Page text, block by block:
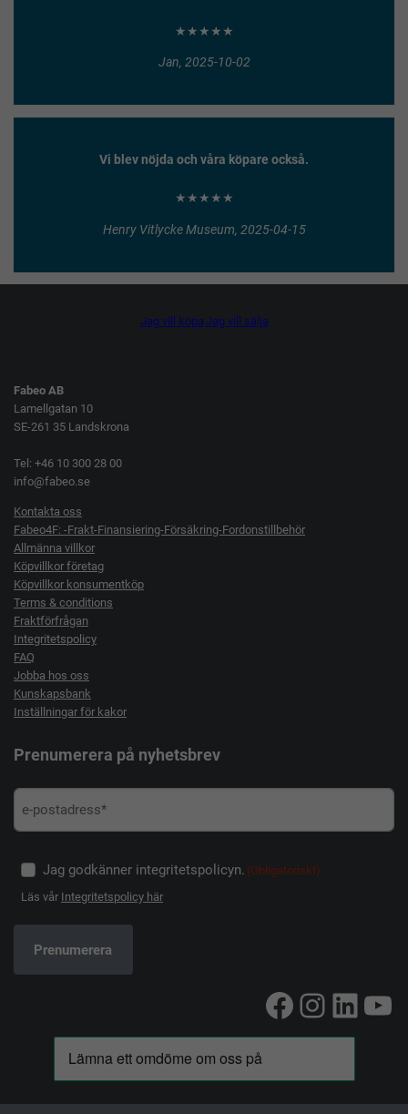
★★★★★
Jan, 2025-10-02
Vi blev nöjda och våra köpare också.
★★★★★
Henry Vitlycke Museum, 2025-04-15
Jag vill köpa Jag vill sälja
Fabeo AB
Lamellgatan 10
SE-261 35 Landskrona
Tel: +46 10 300 28 00
info@fabeo.se
Kontakta oss
Fabeo4F: -Frakt-Finansiering-Försäkring-Fordonstillbehör
Allmänna villkor
Köpvillkor företag
Köpvillkor konsumentköp
Terms & conditions
Fraktförfrågan
Integritetspolicy
FAQ
Jobba hos oss
Kunskapsbank
Inställningar för kakor
Prenumerera på nyhetsbrev
Jag godkänner integritetspolicyn. (Obligatoriskt)
Läs vår Integritetspolicy här
Facebook